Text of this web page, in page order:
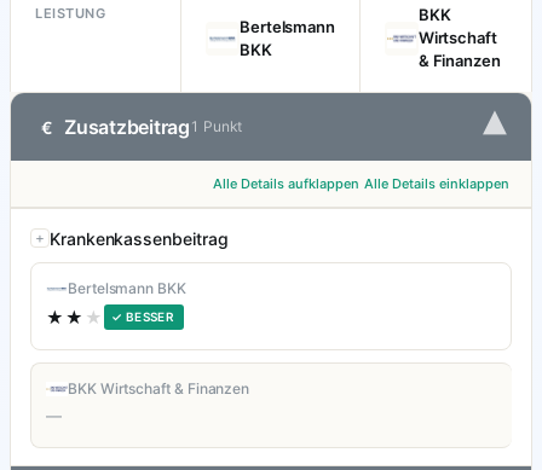
LEISTUNG
Bertelsmann
BKK
BKK
Wirtschaft
& Finanzen
€ Zusatzbeitrag 1 Punkt ▾
Alle Details aufklappen Alle Details einklappen
Krankenkassenbeitrag
Bertelsmann BKK
★★ ★ ✓ BESSER
BKK Wirtschaft & Finanzen
—